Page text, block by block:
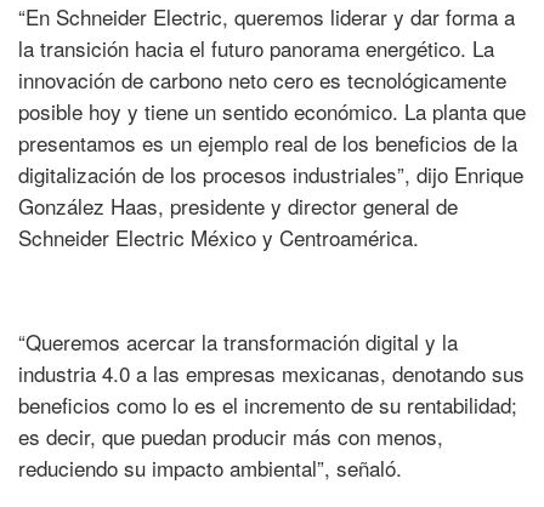
“En Schneider Electric, queremos liderar y dar forma a
la transición hacia el futuro panorama energético. La
innovación de carbono neto cero es tecnológicamente
posible hoy y tiene un sentido económico. La planta que
presentamos es un ejemplo real de los beneficios de la
digitalización de los procesos industriales”, dijo Enrique
González Haas, presidente y director general de
Schneider Electric México y Centroamérica.
“Queremos acercar la transformación digital y la
industria 4.0 a las empresas mexicanas, denotando sus
beneficios como lo es el incremento de su rentabilidad;
es decir, que puedan producir más con menos,
reduciendo su impacto ambiental”, señaló.